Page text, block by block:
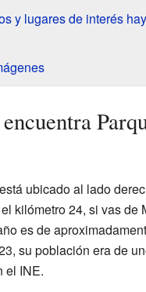
y lugares de interés
ubicado al lado
kilómetro 24, si vas de
es de
su población era de
el INE.